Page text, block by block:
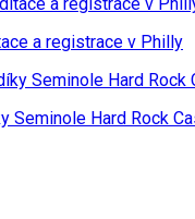
a registrace v Philly
Seminole Hard Rock